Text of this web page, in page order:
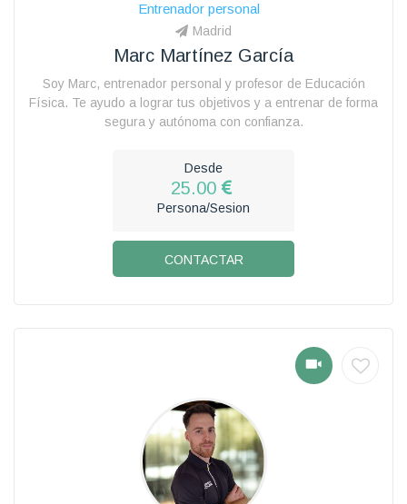
Entrenador personal
Madrid
Marc Martínez García
Soy Marc, entrenador personal y profesor de Educación
Física. Te ayudo a lograr tus objetivos y a entrenar de forma
segura y autónoma con confianza.
Desde
25.00
Persona/Sesion
CONTACTAR